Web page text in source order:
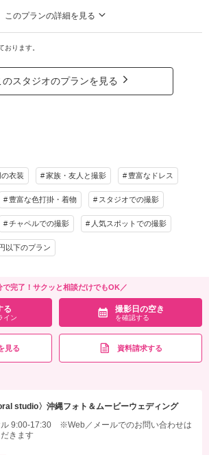
料
プラン詳細
新婦衣装2着
調整)、アテンド、■7大特典1.ドレス1着追加 2.撮影デ
4.スタジオ1シーン撮影5.アップグレードアクセサリー
ーケレンタル２つ目
る
このプランの詳細を見る
ている方必見♡追加料金なくお子様との撮影可能！
と髪飾りもセットで手軽に撮影♩
子守アテンド(未就学児1名・撮影時間中)/グリーンで
グレードアクセサリー・ブーケレンタル無料！
ヘアメイク 小物一式
データ 100カット 台紙付写真
会食 挙式
家族用衣装レンタル ペットと撮影
式HPプランをご覧ください)
る
イン
撮影日の空き
を確認する
ります。
のスタジオのプランを見る
衣装 家族・友人と撮影 豊富なドレス
豊富な色打掛・着物 スタジオでの撮影
チャペルでの撮影 人気スポットでの撮影
以下のプラン
で完了！サクッと相談だけでもOK／
る
イン
撮影日の空き
を確認する
見る 資料請求する
studio〉沖縄フォト＆ムービーウェディング
ル 9:00-17:30 ※Web／メールでのお問い合わせは
きます